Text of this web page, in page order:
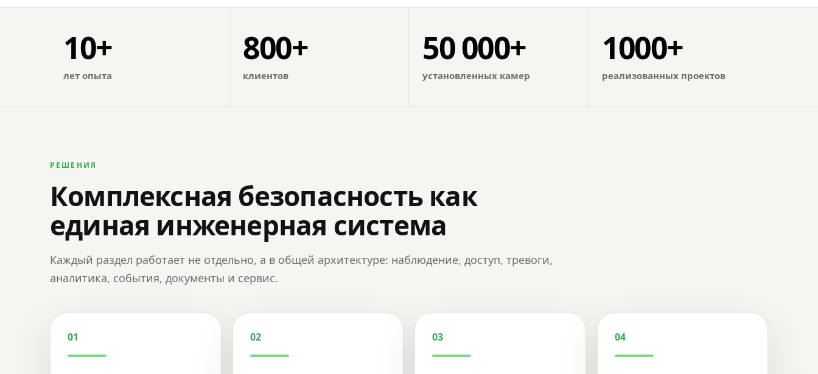
10+
лет опыта
800+
клиентов
50 000+
установленных камер
1000+
реализованных проектов
РЕШЕНИЯ
Комплексная безопасность как
единая инженерная система
Каждый раздел работает не отдельно, а в общей архитектуре: наблюдение, доступ, тревоги,
аналитика, события, документы и сервис.
01 02 03 04